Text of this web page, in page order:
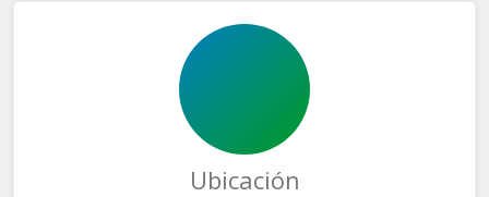
Ubicación